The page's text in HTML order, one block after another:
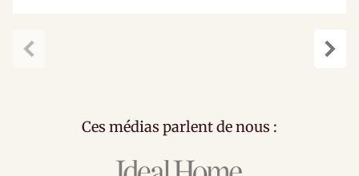
Ces médias parlent de nous :